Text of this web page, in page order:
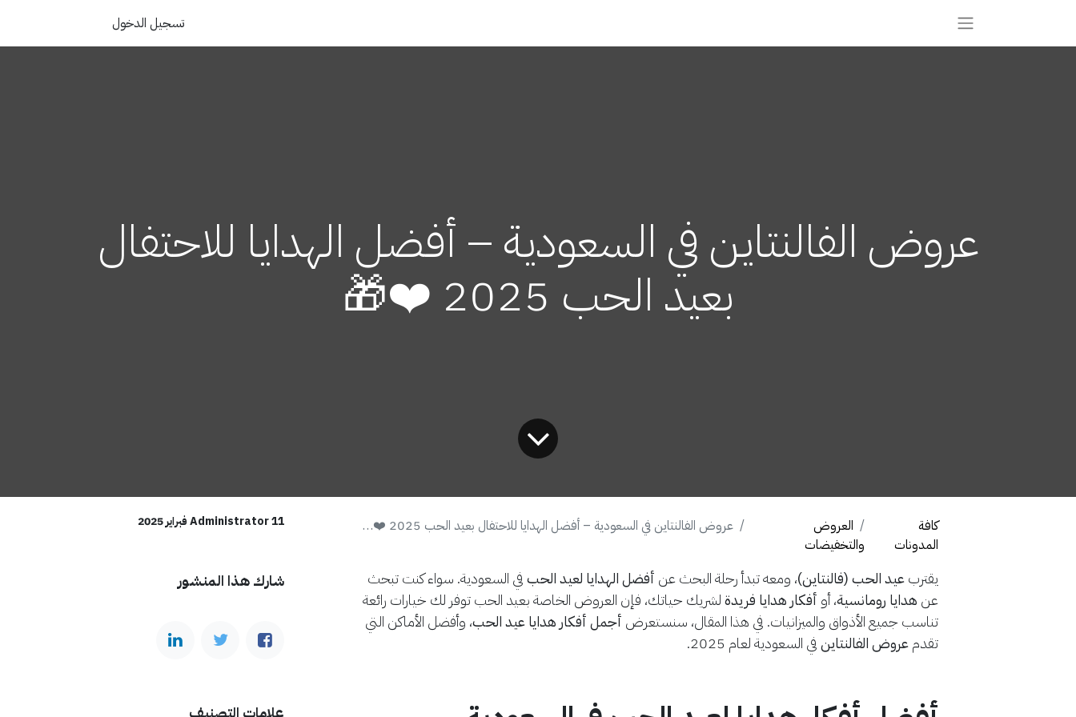
تسجيل الدخول
عروض الفالنتاين في السعودية – أفضل الهدايا للاحتفال
بعيد الحب 2025 ❤️🎁
كافة
المدونات
العروض
والتخفيضات
عروض الفالنتاين في السعودية – أفضل الهدايا للاحتفال بعيد الحب 2025 ❤️🎁
يقتربعيد الحب (فالنتاين)، ومعه تبدأ رحلة البحث عن أفضل الهدايا لعيد الحبفي السعودية. سواء كنت تبحث
عن هدايا رومانسية، أو أفكار هدايا فريدةلشريك حياتك، فإن العروض الخاصة بعيد الحب توفر لك خيارات رائعة
تناسب جميع الأذواق والميزانيات. في هذا المقال، سنستعرض أجمل أفكار هدايا عيد الحب، وأفضل الأماكن التي
تقدمعروض الفالنتاينفي السعودية لعام 2025.
Administrator11 فبراير 2025
شارك هذا المنشور